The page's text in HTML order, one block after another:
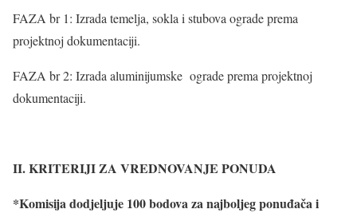
FAZA br 1: Izrada temelja, sokla i stubova ograde prema
projektnoj dokumentaciji.
FAZA br 2: Izrada aluminijumske ograde prema projektnoj
dokumentaciji.
II.KRITERIJI ZA VREDNOVANJE PONUDA
*Komisija dodjeljuje 100 bodova za najboljeg ponuđača i